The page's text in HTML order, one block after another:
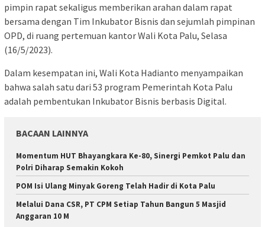
pimpin rapat sekaligus memberikan arahan dalam rapat
bersama dengan Tim Inkubator Bisnis dan sejumlah pimpinan
OPD, di ruang pertemuan kantor Wali Kota Palu, Selasa
(16/5/2023).
Dalam kesempatan ini, Wali Kota Hadianto menyampaikan
bahwa salah satu dari 53 program Pemerintah Kota Palu
adalah pembentukan Inkubator Bisnis berbasis Digital.
BACAAN LAINNYA
Momentum HUT Bhayangkara Ke-80, Sinergi Pemkot Palu dan
Polri Diharap Semakin Kokoh
POM Isi Ulang Minyak Goreng Telah Hadir di Kota Palu
Melalui Dana CSR, PT CPM Setiap Tahun Bangun 5 Masjid
Anggaran 10 M